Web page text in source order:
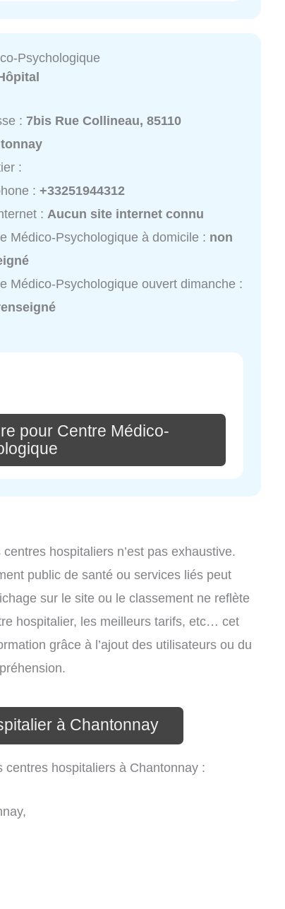
Psychologique
:7bis Rue Collineau, 85110
:
:+33251944312
: Aucun site internet connu
Médico-Psychologique à domicile : non
Médico-Psychologique ouvert dimanche :
pour Centre Médico-
hospitaliers n’est pas exhaustive.
public de santé ou services liés peut
sur le site ou le classement ne reflète
hospitalier, les meilleurs tarifs, etc… cet
grâce à l’ajout des utilisateurs ou du
à Chantonnay
hospitaliers à Chantonnay :